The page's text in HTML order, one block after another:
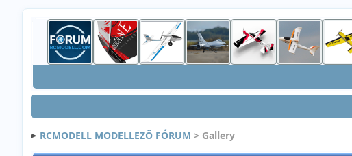
RCMODELL MODELLEZÕ FÓRUM > Gallery